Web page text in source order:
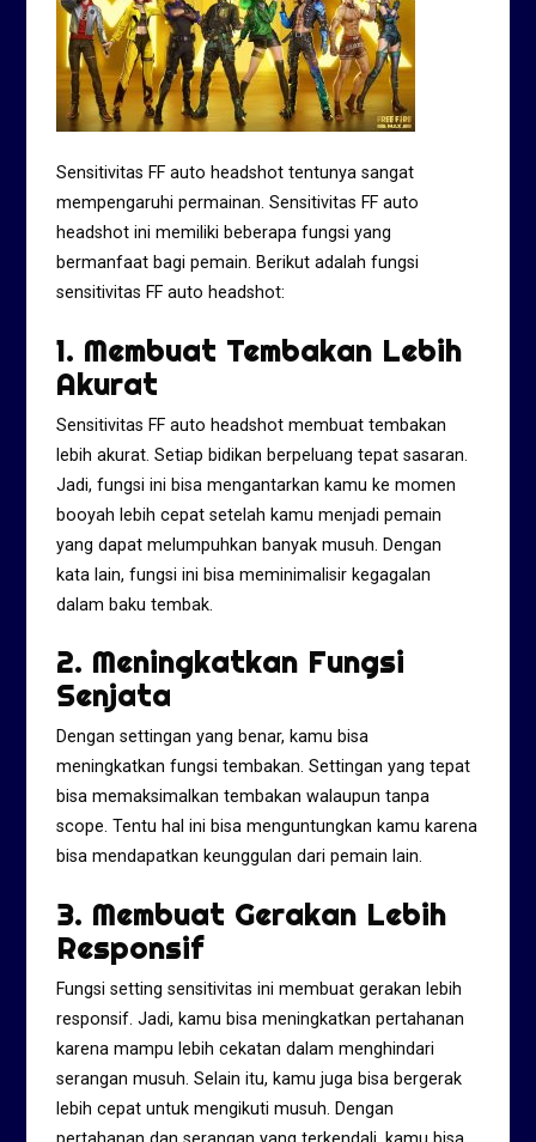
Sensitivitas FF auto headshot tentunya sangat
mempengaruhi permainan. Sensitivitas FF auto
headshot ini memiliki beberapa fungsi yang
bermanfaat bagi pemain. Berikut adalah fungsi
sensitivitas FF auto headshot:
1. Membuat Tembakan Lebih
Akurat
Sensitivitas FF auto headshot membuat tembakan
lebih akurat. Setiap bidikan berpeluang tepat sasaran.
Jadi, fungsi ini bisa mengantarkan kamu ke momen
booyah lebih cepat setelah kamu menjadi pemain
yang dapat melumpuhkan banyak musuh. Dengan
kata lain, fungsi ini bisa meminimalisir kegagalan
dalam baku tembak.
2. Meningkatkan Fungsi
Senjata
Dengan settingan yang benar, kamu bisa
meningkatkan fungsi tembakan. Settingan yang tepat
bisa memaksimalkan tembakan walaupun tanpa
scope. Tentu hal ini bisa menguntungkan kamu karena
bisa mendapatkan keunggulan dari pemain lain.
3. Membuat Gerakan Lebih
Responsif
Fungsi setting sensitivitas ini membuat gerakan lebih
responsif. Jadi, kamu bisa meningkatkan pertahanan
karena mampu lebih cekatan dalam menghindari
serangan musuh. Selain itu, kamu juga bisa bergerak
lebih cepat untuk mengikuti musuh. Dengan